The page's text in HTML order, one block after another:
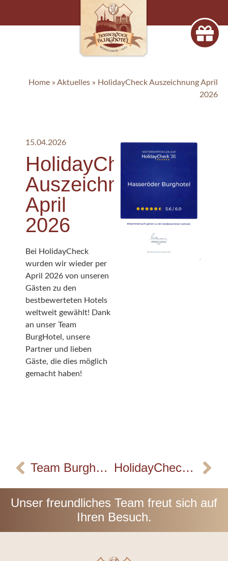
Home » Aktuelles » HolidayCheck Auszeichnung April
2026
15.04.2026
HolidayCheck
Auszeichnung
April
2026
Bei HolidayCheck
wurden wir wieder per
April 2026 von unseren
Gästen zu den
bestbewerteten Hotels
weltweit gewählt! Dank
an unser Team
BurgHotel, unsere
Partner und lieben
Gäste, die dies möglich
gemacht haben!
Team Burghotel begrüßt seine 8 neuen AZUBI’s! HolidayCheck Auszeichnung April 2025
Unser freundliches Team freut sich auf
Ihren Besuch.